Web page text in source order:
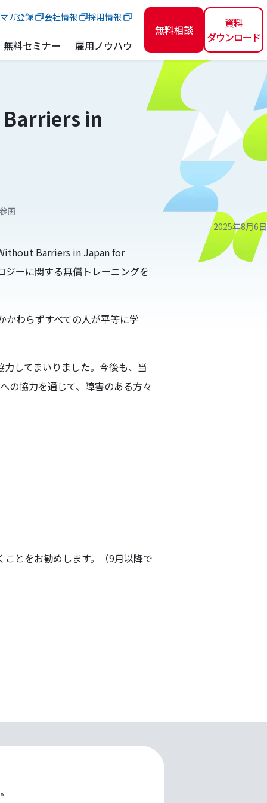
ガ登録 会社情報 採用情報
無料セミナー 雇用ノウハウ
無料相談
資料
ダウンロード
Barriers in
画
2025年8月6日
Barriers in Japan for
ーに関する無償トレーニングを
かわらずすべての人が平等に学
してまいりました。今後も、当
の協力を通じて、障害のある方々
とをお勧めします。（9月以降で